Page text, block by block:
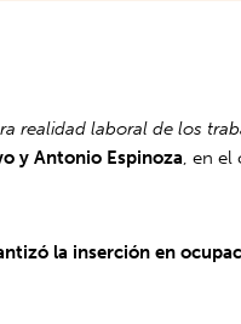
realidad laboral de los
y Antonio Espinoza, en el
la inserción en